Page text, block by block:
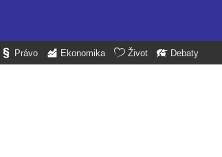
Právo Ekonomika Život Debaty